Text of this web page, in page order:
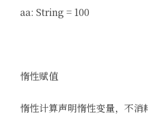
aa: String = 100
惰性赋值
惰性计算声明惰性变量，不消